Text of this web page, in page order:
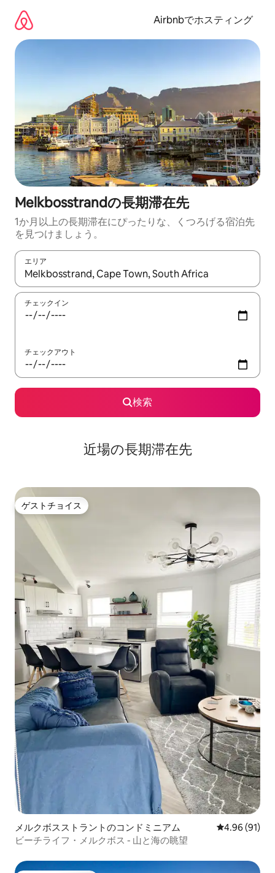
Airbnbでホスティング
Melkbosstrandの長期滞在先
1か月以上の長期滞在にぴったりな、くつろげる宿泊先
を見つけましょう。
エリア
検索結果が表示されたら、上下の矢印キーを使って移動するか
チェックイン
チェックアウト
検索
近場の長期滞在先
ゲストチョイス
ゲストチョイス
メルクボスストラントのコンドミニアム レビュー91
4.96 (91)
ビーチライフ・メルクボス - 山と海の眺望